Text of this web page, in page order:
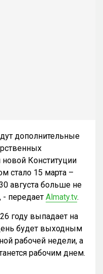
дополнительные
Конституции
стало 15 марта –
августа больше не
- передает Almaty.tv.
году выпадает на
будет выходным
рабочей недели, а
рабочим днем.